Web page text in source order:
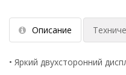
Описание
• Яркий двухсторонний